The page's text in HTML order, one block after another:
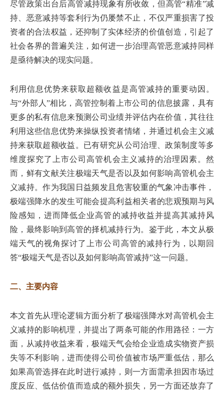
尽管政策出台后高管减持现象有所收敛，但高管“精准”减
持、恶意减持等套利行为仍屡禁不止，不仅严重损害了投
资者的合法权益，还抑制了实体经济的价值创造，引起了
社会各界的普遍关注，如何进一步治理高管恶意减持同样
是亟待解决的现实问题。
利用信息优势来获取超额收益是高管减持的重要动因。
与“外部人”相比，高管控制着上市公司的信息披露，具有
更多的私有信息来预测公司业绩并评估内在价值，其往往
利用这些信息优势来操纵投资者情绪，并通过机会主义减
持来获取超额收益。已有研究从公司治理、政策制度等多
维度探究了上市公司高管机会主义减持的治理因素。然
而，鲜有文献关注极端天气是否以及如何影响高管机会主
义减持。作为我国日益频发且危害较重的气象冲击事件，
极端强降水的发生可能会提高利益相关者的悲观预期与风
险感知，进而降低企业高管的减持收益并提高其减持风
险，最终影响到高管的择机减持行为。鉴于此，本文从极
端天气的视角探讨了上市公司高管的减持行为，以期回
答“极端天气是否以及如何影响高管减持”这一问题。
二、主要内容
本文首先从理论逻辑方面分析了极端强降水对高管机会主
义减持的影响机理，并提出了两条可能的作用路径：一方
面，从减持收益来看，极端天气会给企业造成实物资产损
失等不利影响，进而使得公司价值被市场严重低估，那么
如果高管选择在此时进行减持，则一方面需承担因市场过
度反应、低估价值而造成的额外损失，另一方面还放弃了